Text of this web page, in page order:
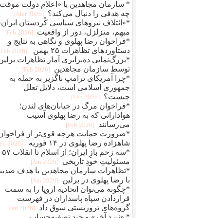
* سازمان مجاهدین با «اعلام دولت
چه هدفی را دنبال می‌کند؟
[2026 Mar]
*«ائتلاف نیروهای سیاسی کُردستان
مبهم، متزلزل، دور از واقعیت
[2026 Feb]
*فراخوان رضا پهلوی و نگاهی به نتایج و
دستاوردهای تظاهرات ۲۵ بهمن
[2026 Feb]
*بزرگ‌نمایی ده‌برابری آمار تظاهرات
توسط سازمان مجاهدین
[2026 Feb]
*چرا آمریکای ترامپ ناگزیر به حمله به
جمهوری اسلامی است، دلایل تعلل
چیست؟
[2026 Feb]
*فراخوان مرگ در خیابان‌های لندن؛
هوادارانی که به رضا پهلوی آسیب
می‌رسانند
[2026 Feb]
*ضرورت حمایت هرچه قوی‌تر از
شاهزاده رضا پهلوی در ۱۴ فوریه
[2026 Feb]
مسئولیتِ خودِ تاریخی
[2026 Jan]
*تظاهرات سازمان مجاهدین با هدف
با رضا پهلوی در برلین
[2026 Jan]
*چگونه می‌توان اتحادیه اروپا را به سمت
قراردادن سپاه پاسداران در فهرست
گروه‌های تروریستی سوق داد
[2026 Jan]